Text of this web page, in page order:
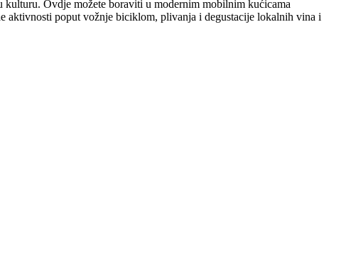
Ovdje možete boraviti u modernim mobilnim kućicama
aktivnosti poput vožnje biciklom, plivanja i degustacije lokalnih vina i